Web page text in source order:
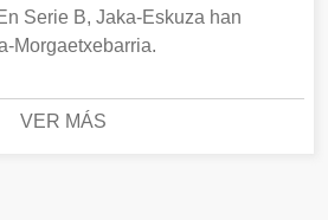
Serie B, Jaka-Eskuza han
Morgaetxebarria.
VER MÁS